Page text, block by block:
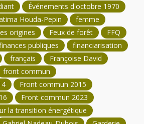
Événements d'octobre 1970
Houda-Pepin
femme
origines
Feux de forêt
FFQ
publiques
financiarisation
français
Françoise David
front commun
Front commun 2015
Front commun 2023
la transition énergétique